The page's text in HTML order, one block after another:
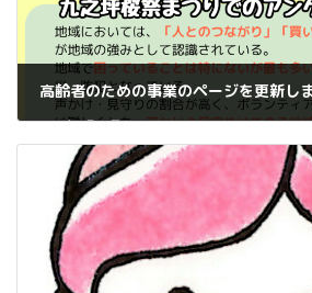
高齢者のための事業のページを更新しま
2026年5月14日